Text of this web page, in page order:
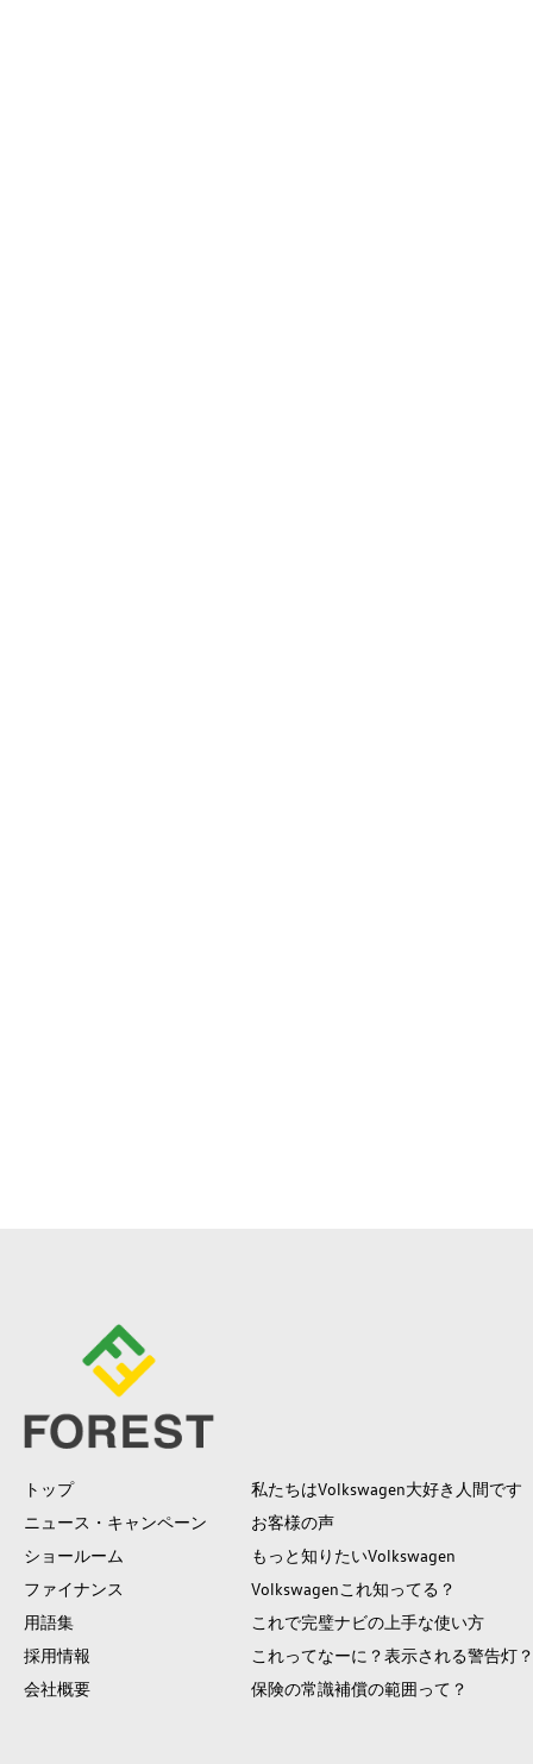
トップ
ニュース・キャンペーン
ショールーム
ファイナンス
用語集
採用情報
会社概要
私たちはVolkswagen大好き人間です
お客様の声
もっと知りたいVolkswagen
Volkswagenこれ知ってる？
これで完璧ナビの上手な使い方
これってなーに？表示される警告灯？
保険の常識補償の範囲って？